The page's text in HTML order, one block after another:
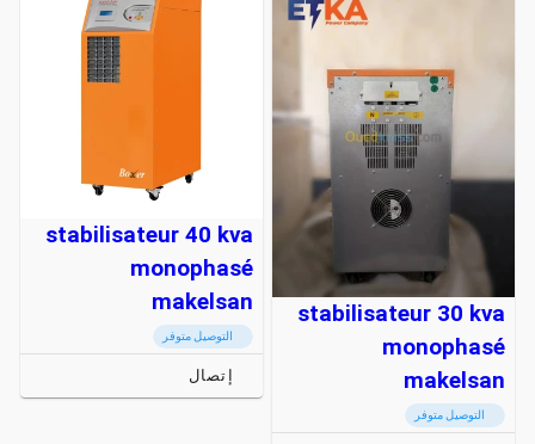
stabilisateur 30 kva
monophasé
makelsan
التوصيل متوفر
stabilisateur 40 kva
monophasé
makelsan
التوصيل متوفر
إتصال